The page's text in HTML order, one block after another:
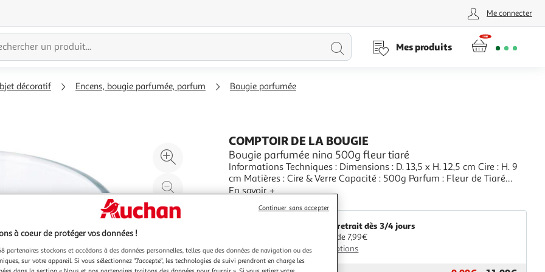
Me connecter
Lancer
Mes produits
décoratif Encens, bougie parfumée, parfum Bougie parfumée
Agrandir
l'illustration
à
200%
Réduire
l'illustration
à
%
Partager
produit
COMPTOIR DE LA BOUGIE
Bougie parfumée nina 500g fleur tiaré
Informations Techniques : Dimensions : D. 13,5 x H. 12,5 cm Cire : H. 9
cm Matières : Cire & Verre Capacité : 500g Parfum : Fleur de Tiaré
Parfum de synthèse Durée de vie de la bougie : 40h 3 mèches Couleur
En savoir +
Livr. ou retrait dès 3/4 jours
A partir de 7,99€
Plus d'options
à coeur de protéger vos données !
partenaires stockons et accédons à des données personnelles, telles que des données de navigation ou des
sur votre appareil. Si vous sélectionnez "J'accepte", les technologies de suivi prendront en charge les
Continuer sans accepter